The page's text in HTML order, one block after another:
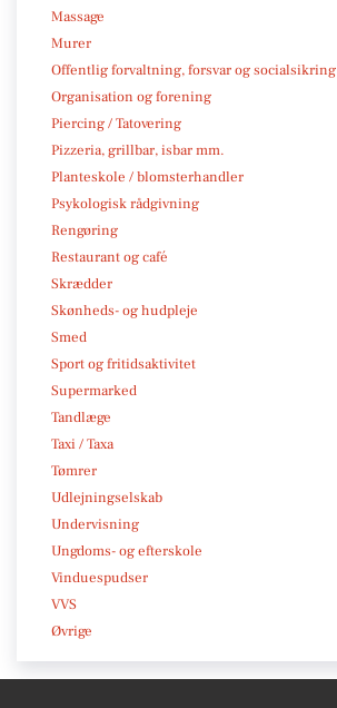
Massage
Murer
Offentlig forvaltning, forsvar og socialsikring
Organisation og forening
Piercing / Tatovering
Pizzeria, grillbar, isbar mm.
Planteskole / blomsterhandler
Psykologisk rådgivning
Rengøring
Restaurant og café
Skrædder
Skønheds- og hudpleje
Smed
Sport og fritidsaktivitet
Supermarked
Tandlæge
Taxi / Taxa
Tømrer
Udlejningselskab
Undervisning
Ungdoms- og efterskole
Vinduespudser
VVS
Øvrige